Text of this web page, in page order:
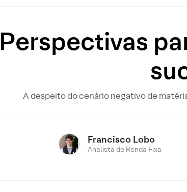
Perspectivas
A despeito do cenário negativo de
Francisco Lobo
Analista de Renda Fixa